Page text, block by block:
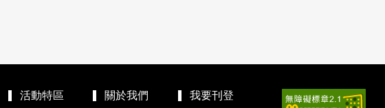
活動特區 關於我們 我要刊登